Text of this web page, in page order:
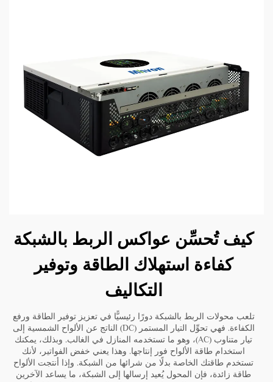
كيف تُحسِّن عواكس الربط بالشبكة
كفاءة استهلاك الطاقة وتوفير
التكاليف
تلعب محولات الربط بالشبكة دورًا رئيسيًّا في تعزيز توفير الطاقة ورفع
الكفاءة. فهي تحوِّل التيار المستمر (DC) الناتج عن الألواح الشمسية إلى
تيار متناوب (AC)، وهو ما تستخدمه المنازل في الغالب. وبذلك، يمكنك
استخدام طاقة الألواح فور إنتاجها. وهذا يعني خفض الفواتير، لأنك
تستخدم طاقتك الخاصة بدلًا من شرائها من الشبكة. وإذا أنتجت الألواح
طاقة زائدة، فإن المحول يُعيد إرسالها إلى الشبكة، ما يساعد الآخرين